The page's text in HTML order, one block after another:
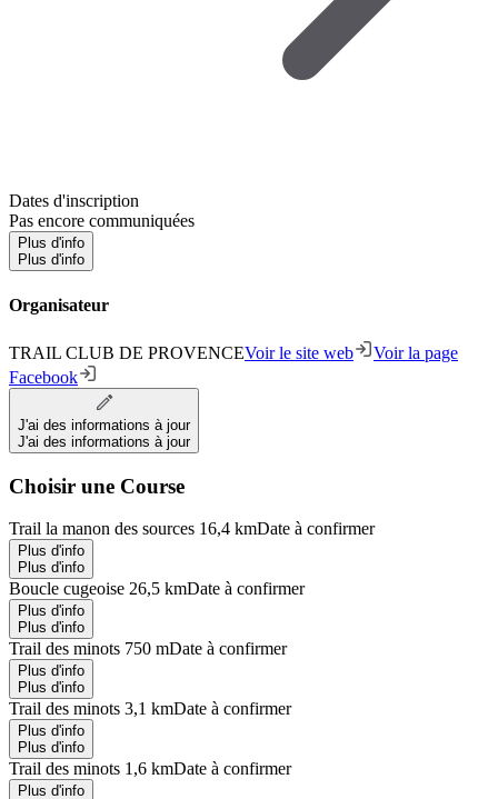
Dates d'inscription
Pas encore communiquées
Plus d'info
Plus d'info
Organisateur
TRAIL CLUB DE PROVENCEVoir le site web
Voir la page
Facebook
J'ai des informations à jour
J'ai des informations à jour
Choisir une Course
Trail la manon des sources 16,4 kmDate à confirmer
Plus d'info
Plus d'info
Boucle cugeoise 26,5 kmDate à confirmer
Plus d'info
Plus d'info
Trail des minots 750 mDate à confirmer
Plus d'info
Plus d'info
Trail des minots 3,1 kmDate à confirmer
Plus d'info
Plus d'info
Trail des minots 1,6 kmDate à confirmer
Plus d'info